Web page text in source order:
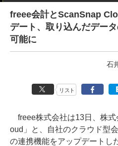
freee会計とScanSnap
デート、取り込んだデー
可能に
石
リスト
freee株式会社は13日、株式
oud」と、自社のクラウド型
の連携機能をアップデートし